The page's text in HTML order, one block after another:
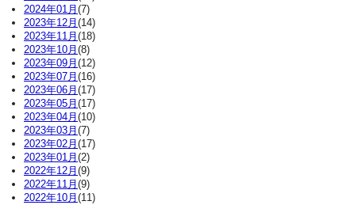
2024年01月 (7)
2023年12月 (14)
2023年11月 (18)
2023年10月 (8)
2023年09月 (12)
2023年07月 (16)
2023年06月 (17)
2023年05月 (17)
2023年04月 (10)
2023年03月 (7)
2023年02月 (17)
2023年01月 (2)
2022年12月 (9)
2022年11月 (9)
2022年10月 (11)